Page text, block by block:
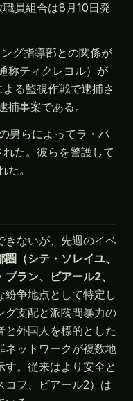
員組合は8月10日発
グ指導部との関係が
称ティクレヨル）が
る監視作戦で逮捕さ
事案である。
男らによってラ・パ
た。彼らを警護して
。
きないが、先週のイベ
（シテ・ソレイユ、
ラン、ビアール2、
紛争地点として特定し
グ支配と派閥間暴力の
と外国人を標的とした
ネットワークが複数地
。従来はより安全と
コフ、ビアール2）は